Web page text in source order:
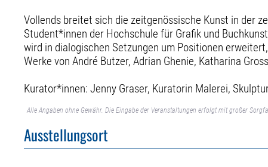
Vollends breitet sich die zeitgenössische Kunst in der
Student*innen der Hochschule für Grafik und
wird in dialogischen Setzungen um Positionen
Werke von André Butzer, Adrian Ghenie, Katharina
Kurator*innen: Jenny Graser, Kuratorin Malerei,
Alle Angaben ohne Gewähr. Die Eingabe der Veranstaltungen erfolgt mit großer
Ausstellungsort